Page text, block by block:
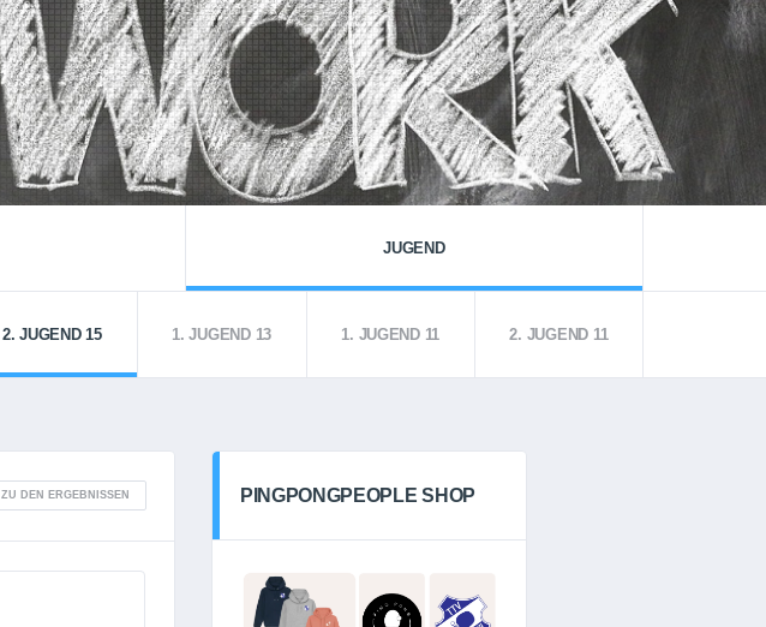
JUGEND
2. JUGEND 15 1. JUGEND 13 1. JUGEND 11 2. JUGEND 11
ZU DEN ERGEBNISSEN PINGPONGPEOPLE SHOP